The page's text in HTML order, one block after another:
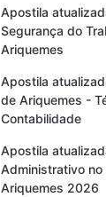
Apostila
Segurança do
Ariquemes
Apostila
de Ariquemes -
Contabilidade
Apostila
Administrativo
Ariquemes 2026